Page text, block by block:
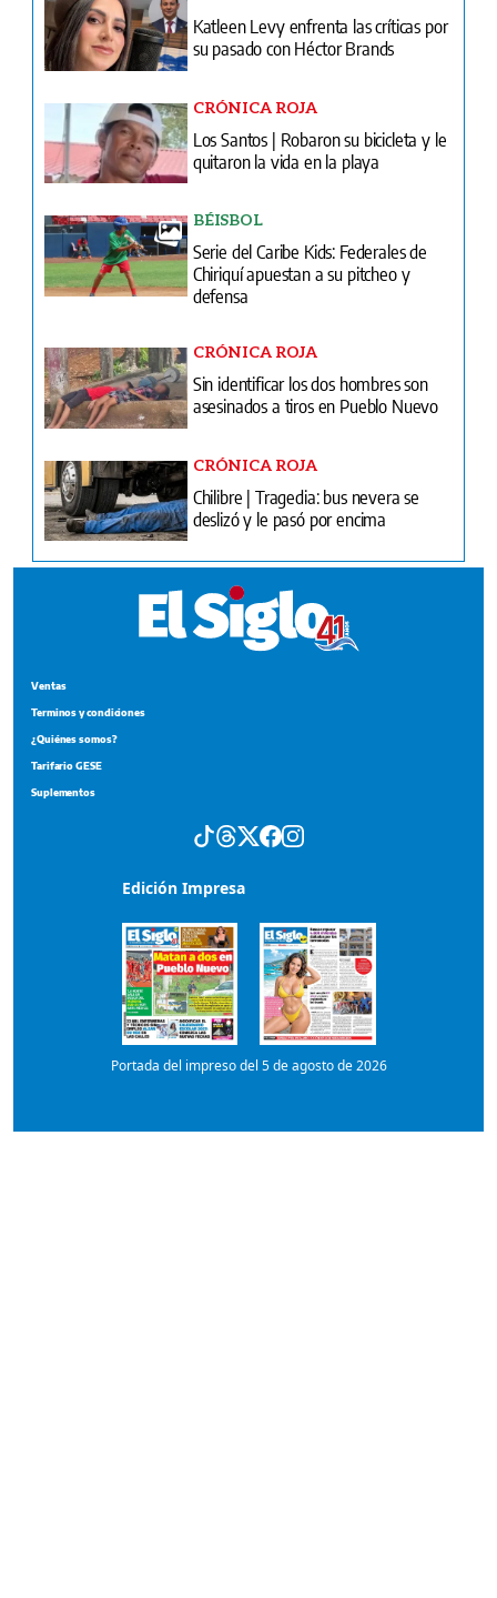
Katleen Levy enfrenta las críticas por
su pasado con Héctor Brands
CRÓNICA ROJA
Los Santos | Robaron su bicicleta y le
quitaron la vida en la playa
BÉISBOL
Serie del Caribe Kids: Federales de
Chiriquí apuestan a su pitcheo y
defensa
CRÓNICA ROJA
Sin identificar los dos hombres son
asesinados a tiros en Pueblo Nuevo
CRÓNICA ROJA
Chilibre | Tragedia: bus nevera se
deslizó y le pasó por encima
Ventas
Terminos y condiciones
¿Quiénes somos?
Tarifario GESE
Suplementos
Edición Impresa
Portada del impreso del 5 de agosto de 2026